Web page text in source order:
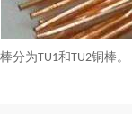
分为TU1和TU2铜棒。